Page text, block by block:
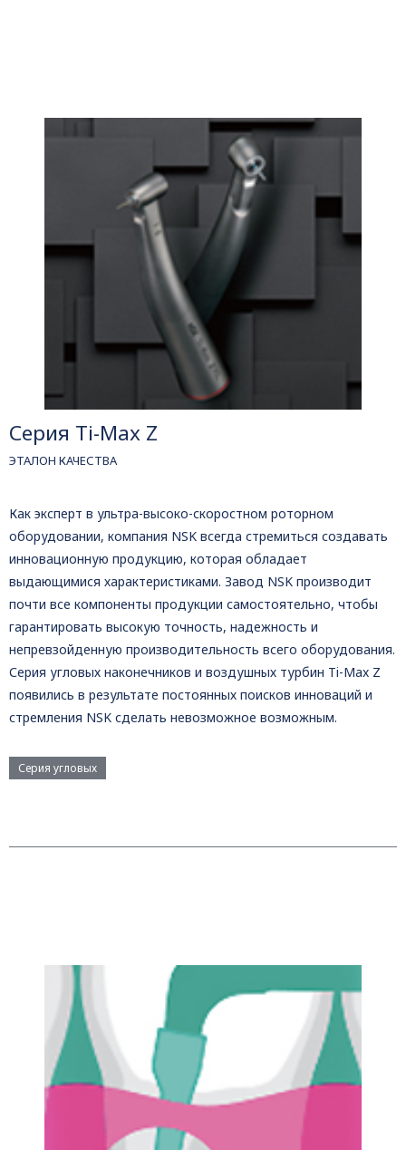
Серия Ti-Max Z
ЭТАЛОН КАЧЕСТВА
Как эксперт в ультра-высоко-скоростном роторном
оборудовании, компания NSK всегда стремиться создавать
инновационную продукцию, которая обладает
выдающимися характеристиками. Завод NSK производит
почти все компоненты продукции самостоятельно, чтобы
гарантировать высокую точность, надежность и
непревзойденную производительность всего оборудования.
Серия угловых наконечников и воздушных турбин Ti-Max Z
появились в результате постоянных поисков инноваций и
стремления NSK сделать невозможное возможным.
Серия угловых